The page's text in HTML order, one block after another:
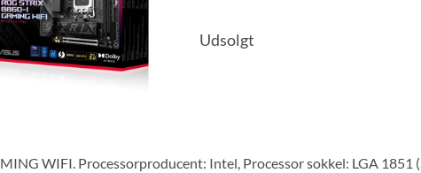
Udsolgt
WIFI. Processorproducent: Intel, Processor sokkel: LGA 1851